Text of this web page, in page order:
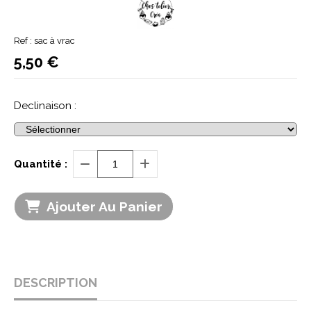
Ref : sac à vrac
Declinaison :
5,50 €
Quantité :
Ajouter Au Panier
DESCRIPTION